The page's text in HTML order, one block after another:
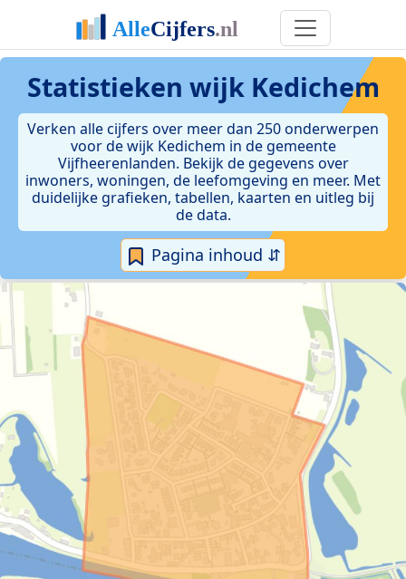
Statistieken wijk Kedichem
Verken alle cijfers over meer dan 250 onderwerpen
voor de wijk Kedichem in de gemeente
Vijfheerenlanden. Bekijk de gegevens over
inwoners, woningen, de leefomgeving en meer. Met
duidelijke grafieken, tabellen, kaarten en uitleg bij
de data.
Pagina inhoud ⇵